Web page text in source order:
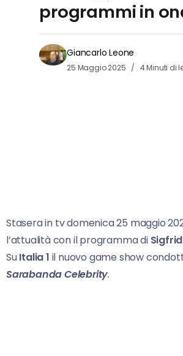
programmi in
Giancarlo Leone
25 Maggio 2025 4 Minuti di
Stasera in tv domenica 25 maggio
l’attualità con il programma di
SuItalia 1 il nuovo game show
Sarabanda Celebrity.